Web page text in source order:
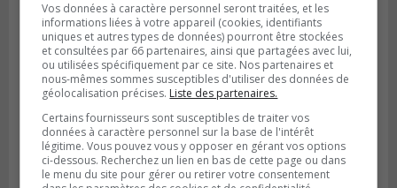
SAINT-CATHERINE
Publié le 30 juillet 2026 à 07h58
Sainte-Catherine prolonge son aide
financière au Complexe Le Partage
Vos données à caractère personnel seront traitées, et les
informations liées à votre appareil (cookies, identifiants
uniques et autres types de données) pourront être stockées
et consultées par 66 partenaires, ainsi que partagées avec lui,
ou utilisées spécifiquement par ce site. Nos partenaires et
nous-mêmes sommes susceptibles d'utiliser des données de
géolocalisation précises. Liste des partenaires.
Certains fournisseurs sont susceptibles de traiter vos
données à caractère personnel sur la base de l'intérêt
légitime. Vous pouvez vous y opposer en gérant vos options
ci-dessous. Recherchez un lien en bas de cette page ou dans
le menu du site pour gérer ou retirer votre consentement